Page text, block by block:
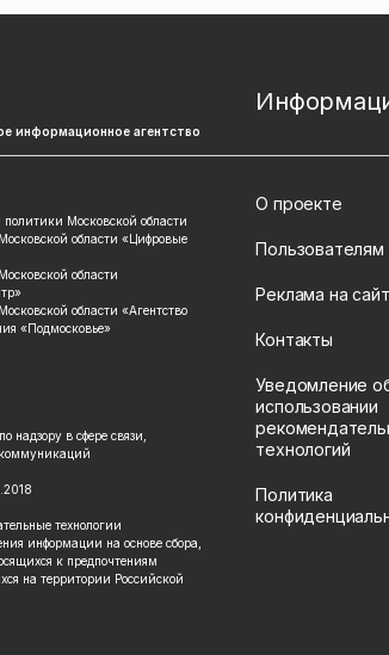
информационное агентство
Московской области
области «Цифровые
области
области «Агентство
«Подмосковье»
надзору в сфере связи,
технологии
информации на основе сбора,
к предпочтениям
на территории Российской
О проекте
Пользователям
Реклама на
Контакты
Уведомление
использовании
технологий
Политика